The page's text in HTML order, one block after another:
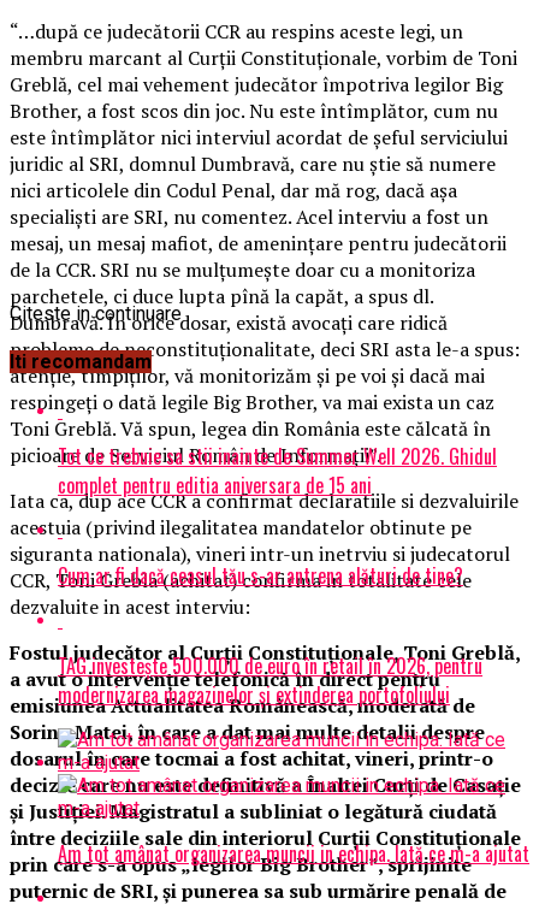
“…după ce judecătorii CCR au respins aceste legi, un
membru marcant al Curţii Constituţionale, vorbim de Toni
Greblă, cel mai vehement judecător împotriva legilor Big
Brother, a fost scos din joc. Nu este întîmplător, cum nu
este întîmplător nici interviul acordat de şeful serviciului
juridic al SRI, domnul Dumbravă, care nu ştie să numere
nici articolele din Codul Penal, dar mă rog, dacă aşa
specialişti are SRI, nu comentez. Acel interviu a fost un
mesaj, un mesaj mafiot, de ameninţare pentru judecătorii
de la CCR. SRI nu se mulţumeşte doar cu a monitoriza
parchetele, ci duce lupta pînă la capăt, a spus dl.
Dumbravă. În orice dosar, există avocaţi care ridică
probleme de neconstituţionalitate, deci SRI asta le-a spus:
atenţie, tîmpiţilor, vă monitorizăm şi pe voi şi dacă mai
respingeţi o dată legile Big Brother, va mai exista un caz
Toni Greblă. Vă spun, legea din România este călcată în
picioare de Serviciul Român de Informaţii”.
Iata ca, dup ace CCR a confirmat declaratiile si dezvaluirile
acestuia (privind ilegalitatea mandatelor obtinute pe
siguranta nationala), vineri intr-un inetrviu si judecatorul
CCR, Toni Grebla (achitat) confirma in totalitate cele
dezvaluite in acest interviu:
Fostul judecător al Curţii Constituţionale, Toni Greblă,
a avut o intervenţie telefonică în direct pentru
emisiunea Actualitatea Românească, moderată de
Sorina Matei, în care a dat mai multe detalii despre
dosarul în care tocmai a fost achitat, vineri, printr-o
decizie care nu este definitivă a Înaltei Curţi de Casaţie
şi Justiţiei. Magistratul a subliniat o legătură ciudată
între deciziile sale din interiorul Curţii Constituţionale
prin care s-a opus „legilor Big Brother”, sprijinite
puternic de SRI, şi punerea sa sub urmărire penală de
Citeste in continuare
Iti recomandam
Tot ce trebuie sa stii inainte de Summer Well 2026. Ghidul
complet pentru editia aniversara de 15 ani
Cum ar fi dacă ceasul tău s-ar antrena alături de tine?
TAG investește 500.000 de euro în retail în 2026, pentru
modernizarea magazinelor și extinderea portofoliului
Am tot amânat organizarea muncii in echipa. Iată ce m-a ajutat